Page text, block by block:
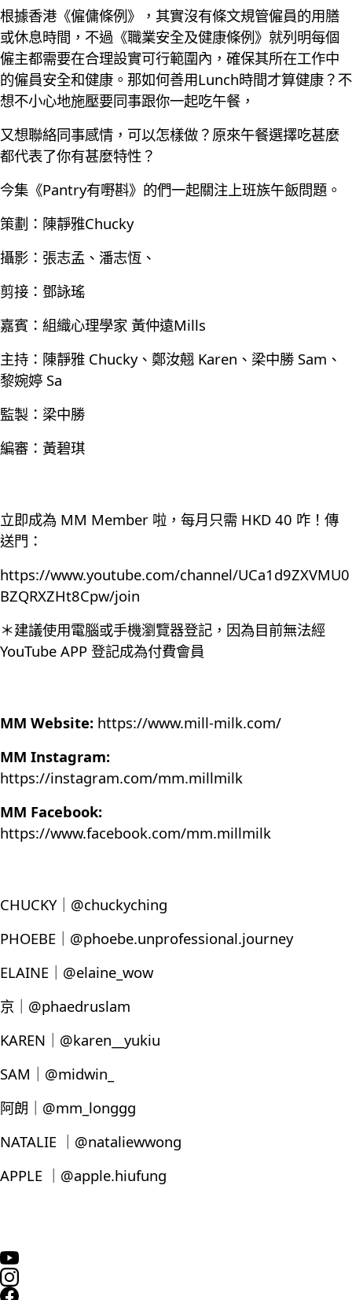
根據香港《僱傭條例》，其實沒有條文規管僱員的用膳
或休息時間，不過《職業安全及健康條例》就列明每個
僱主都需要在合理設實可行範圍內，確保其所在工作中
的僱員安全和健康。那如何善用Lunch時間才算健康？不
想不小心地施壓要同事跟你一起吃午餐，
又想聯絡同事感情，可以怎樣做？原來午餐選擇吃甚麼
都代表了你有甚麼特性？
今集《Pantry有嘢斟》的們一起關注上班族午飯問題。
策劃：陳靜雅Chucky
攝影：張志孟、潘志恆、
剪接：鄧詠瑤
嘉賓：組織心理學家 黃仲遠Mills
主持：陳靜雅 Chucky、鄭汝翹 Karen、梁中勝 Sam、
黎婉婷 Sa
監製：梁中勝
編審：黃碧琪
立即成為 MM Member 啦，每月只需 HKD 40 咋！傳
送門：
https://www.youtube.com/channel/UCa1d9ZXVMU0
BZQRXZHt8Cpw/join
＊建議使用電腦或手機瀏覽器登記，因為目前無法經
YouTube APP 登記成為付費會員
MM Website: https://www.mill-milk.com/
MM Instagram:
https://instagram.com/mm.millmilk
MM Facebook:
https://www.facebook.com/mm.millmilk
CHUCKY｜@chuckyching
PHOEBE｜@phoebe.unprofessional.journey
ELAINE｜@elaine_wow
京｜@phaedruslam
KAREN｜@karen__yukiu
SAM｜@midwin_
阿朗｜@mm_longgg
NATALIE ｜@nataliewwong
APPLE ｜@apple.hiufung